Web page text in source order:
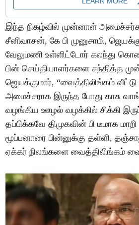
இந்த நிகழ்வில் முன்னாள்
சீனிவாசன், கே பி முனுசாமி,
வேலுமணி உள்ளிட்டோர் கலந்து
பின் செய்தியாளர்களை சந்தித்த
ஜெயக்குமார், “வைத்திலிங்கம்
அமைச்சராக இருந்த போது காசு
வழங்கிய ஊழல் வழக்கில் சிக்கி
தப்பிக்கவே திமுகவின் பி டீமாக மாறி
மூப்பனாரை பின்னுக்கு தள்ளி,
ஏக்கர் நிலங்களை வைத்திலிங்கம்